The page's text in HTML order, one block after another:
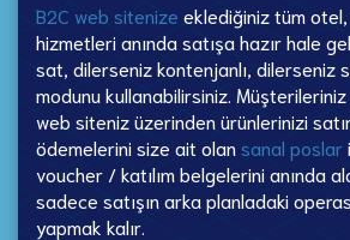
B2C web sitenize eklediğiniz tüm
hizmetleri anında satışa hazır hale
sat, dilerseniz kontenjanlı, dilerseniz
modunu kullanabilirsiniz.
web siteniz üzerinden ürünlerinizi
ödemelerini size ait olan sanal poslar
voucher / katılım belgelerini anında
sadece satışın arka planladaki
yapmak kalır.